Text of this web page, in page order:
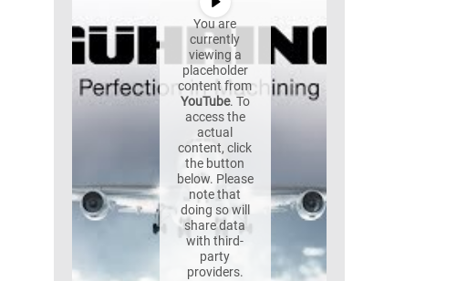
You are
currently
viewing a
placeholder
content from
YouTube. To
access the
actual
content, click
the button
below. Please
note that
doing so will
share data
with third-
party
providers.